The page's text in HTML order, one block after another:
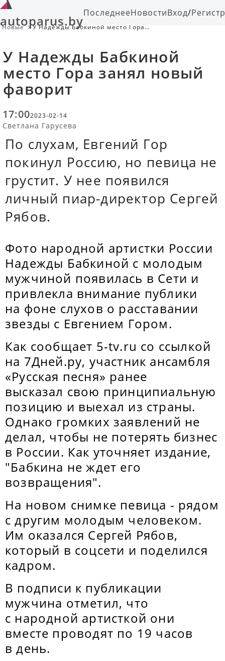
autoparus.byПоследнееНовостиВход/
Новые
У Надежды Бабкиной место Гора
У Надежды Бабкиной
место Гора занял новый
фаворит
17:002023-02-14
Светлана Гарусева
По слухам, Евгений Гор
покинул Россию, но певица не
грустит. У нее появился
личный пиар-директор Сергей
Рябов.
Фото народной артистки России
Надежды Бабкиной с молодым
мужчиной появилась в Сети и
привлекла внимание публики
на фоне слухов о расставании
звезды с Евгением Гором.
Как сообщает 5-tv.ru со ссылкой
на 7Дней.ру, участник ансамбля
«Русская песня» ранее
высказал свою принципиальную
позицию и выехал из страны.
Однако громких заявлений не
делал, чтобы не потерять бизнес
в России. Как уточняет издание,
"Бабкина не ждет его
возвращения".
На новом снимке певица - рядом
с другим молодым человеком.
Им оказался Сергей Рябов,
который в соцсети и поделился
кадром.
В подписи к публикации
мужчина отметил, что
с народной артисткой они
вместе проводят по 19 часов
в день.